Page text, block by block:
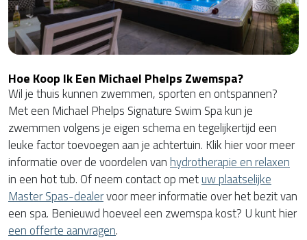
Hoe Koop Ik Een Michael Phelps Zwemspa?
Wil je thuis kunnen zwemmen, sporten en ontspannen?
Met een Michael Phelps Signature Swim Spa kun je
zwemmen volgens je eigen schema en tegelijkertijd een
leuke factor toevoegen aan je achtertuin. Klik hier voor meer
informatie over de voordelen van hydrotherapie en relaxen
in een hot tub. Of neem contact op metuw plaatselijke
Master Spas-dealervoor meer informatie over het bezit van
een spa. Benieuwd hoeveel een zwemspa kost? U kunt hier
een offerte aanvragen.